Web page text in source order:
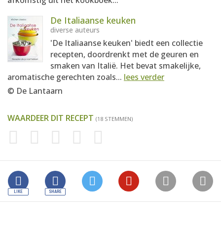
De Italiaanse keuken
diverse auteurs
'De Italiaanse keuken' biedt een collectie
recepten, doordrenkt met de geuren en
smaken van Italië. Het bevat smakelijke,
aromatische gerechten zoals... lees verder
© De Lantaarn
WAARDEER DIT RECEPT (18 STEMMEN)